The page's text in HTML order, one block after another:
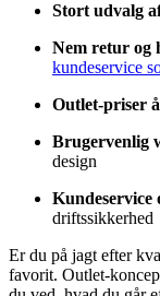
Stort udvalg
Nem retur og
kundeservice
Outlet-priser
Brugervenlig
design
Kundeservice
driftssikkerhed
Er du på jagt efter
favorit. Outlet-